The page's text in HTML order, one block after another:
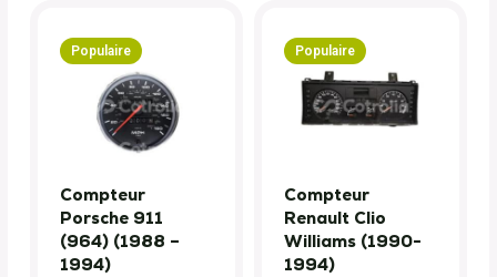
Populaire
Compteur
Porsche 911
(964) (1988 –
1994)
Populaire
Compteur
Renault Clio
Williams (1990-
1994)